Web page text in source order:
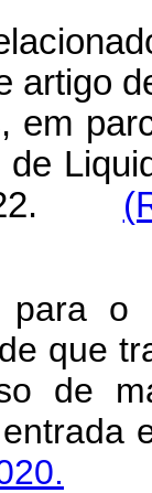
artigo
em
para o
que
de